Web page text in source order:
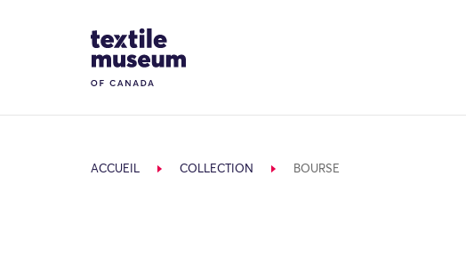
Site Logo
ACCUEIL COLLECTION BOURSE